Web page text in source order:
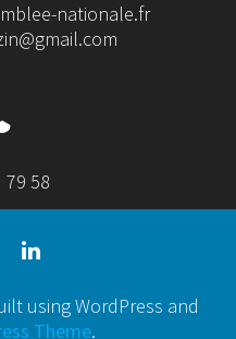
nationale.fr
79 58
using WordPress and
Theme.